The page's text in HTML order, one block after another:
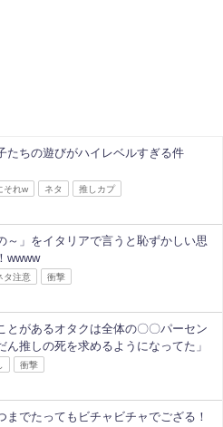
たちの遊びがハイレベルすぎる件
それw ネタ 推しカプ
～」をイタリアで言うと恥ずかしい思
wwww
タ注意 衝撃
とがあるオタクは全体の〇〇パーセン
ん推しの死を求めるようになってた」
衝撃
までたってもビチャビチャでござる！